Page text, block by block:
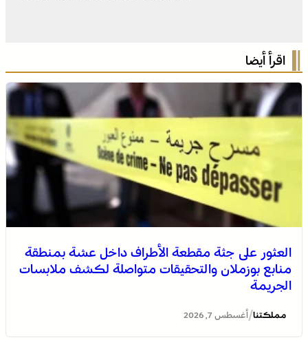
اقرأ أيضا
العثور على جثة مقطعة الأطراف داخل عشة بمنطقة
منابع بوزملان والتحقيقات متواصلة لكشف ملابسات
الجريمة
مملكتنا/ أغسطس 7, 2026